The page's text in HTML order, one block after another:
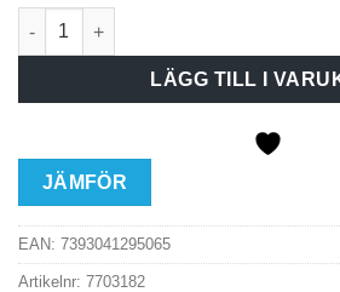
Westal Väggarm Heron I LED Svart
LÄGG TILL I
JÄMFÖR
EAN: 7393041295065
Artikelnr: 7703182